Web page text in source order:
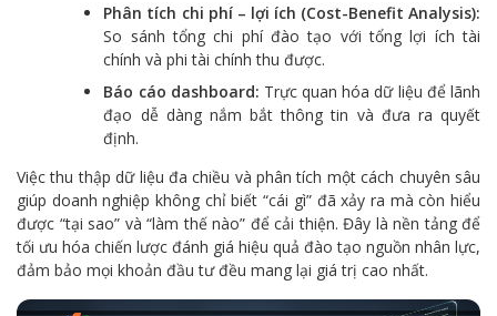
Phân tích chi phí – lợi ích (Cost-Benefit Analysis):
So sánh tổng chi phí đào tạo với tổng lợi ích tài
chính và phi tài chính thu được.
Báo cáo dashboard: Trực quan hóa dữ liệu để lãnh
đạo dễ dàng nắm bắt thông tin và đưa ra quyết
định.
Việc thu thập dữ liệu đa chiều và phân tích một cách chuyên sâu
giúp doanh nghiệp không chỉ biết “cái gì” đã xảy ra mà còn hiểu
được “tại sao” và “làm thế nào” để cải thiện. Đây là nền tảng để
tối ưu hóa chiến lược đánh giá hiệu quả đào tạo nguồn nhân lực,
đảm bảo mọi khoản đầu tư đều mang lại giá trị cao nhất.